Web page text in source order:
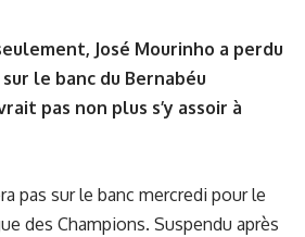
José Mourinho a perdu
le banc du Bernabéu
pas non plus s’y assoir à
pas sur le banc mercredi pour le
des Champions. Suspendu après